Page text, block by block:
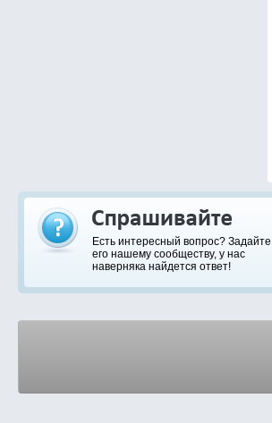
Есть интересный вопрос? Задайте
его нашему сообществу, у нас
наверняка найдется ответ!